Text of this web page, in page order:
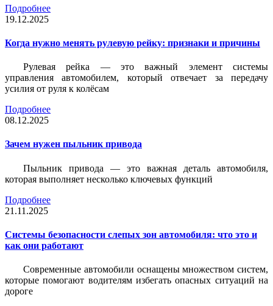
Подробнее
19.12.2025
Когда нужно менять рулевую рейку: признаки и причины
Рулевая рейка — это важный элемент системы
управления автомобилем, который отвечает за передачу
усилия от руля к колёсам
Подробнее
08.12.2025
Зачем нужен пыльник привода
Пыльник привода — это важная деталь автомобиля,
которая выполняет несколько ключевых функций
Подробнее
21.11.2025
Системы безопасности слепых зон автомобиля: что это и
как они работают
Современные автомобили оснащены множеством систем,
которые помогают водителям избегать опасных ситуаций на
дороге